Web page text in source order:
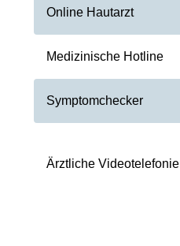
Online Hautarzt
Medizinische Hotline
Symptomchecker
Ärztliche Videotelefonie